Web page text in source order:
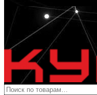
Искать: